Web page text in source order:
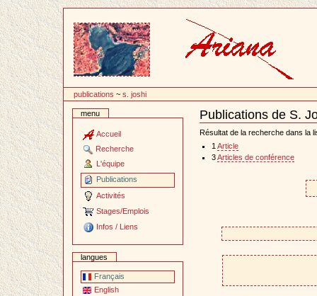
contenu
publications ~s. joshi
menu
Accueil
Recherche
L'équipe
Publications
Activités
Stages/Emplois
Infos / Liens
langues
Français
English
Publications de S.
Document
Actions
Résultat de la recherche dans la
1 Article
3Articles de conférence